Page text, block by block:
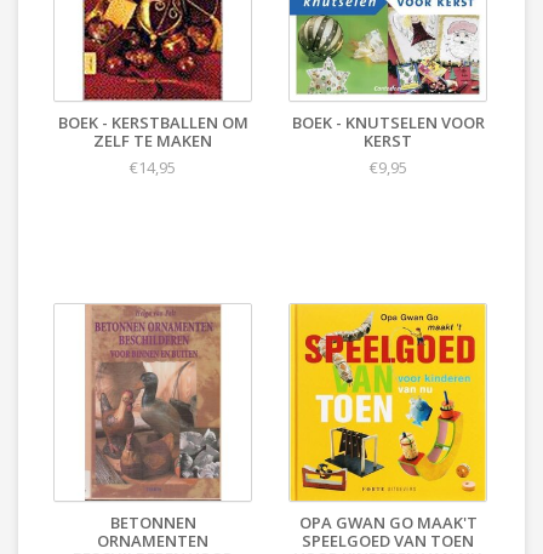
BOEK - KERSTBALLEN OM
ZELF TE MAKEN
€14,95
BOEK - KNUTSELEN VOOR
KERST
€9,95
BETONNEN
ORNAMENTEN
OPA GWAN GO MAAK'T
SPEELGOED VAN TOEN